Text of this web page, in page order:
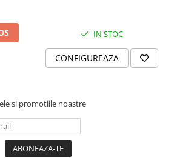
auto si
Avertizare
IN STOC
CONFIGUREAZA
si promotiile noastre